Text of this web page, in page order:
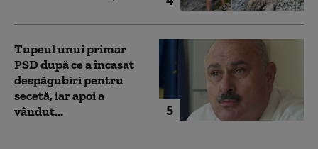
5
Tupeul unui primar
PSD după ce a încasat
despăgubiri pentru
secetă, iar apoi a
vândut...